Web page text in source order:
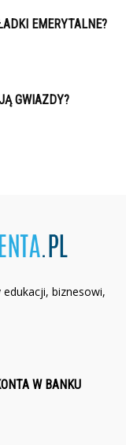
EMERYTALNE?
GWIAZDY?
biznesowi,
W BANKU